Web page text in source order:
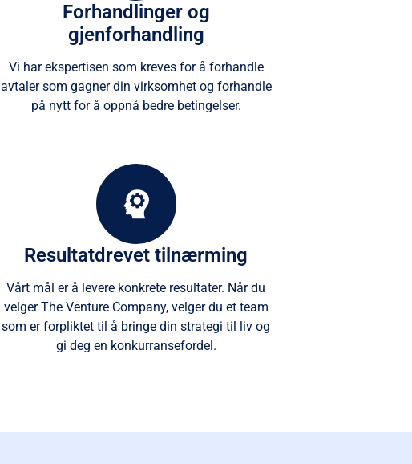
Forhandlinger og
gjenforhandling
Vi har ekspertisen som kreves for å forhandle
avtaler som gagner din virksomhet og forhandle
på nytt for å oppnå bedre betingelser.
Resultatdrevet tilnærming
Vårt mål er å levere konkrete resultater. Når du
velger The Venture Company, velger du et team
som er forpliktet til å bringe din strategi til liv og
gi deg en konkurransefordel.